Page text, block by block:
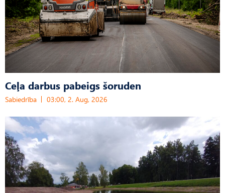
Ceļa darbus pabeigs šoruden
Sabiedrība 03:00, 2. Aug, 2026